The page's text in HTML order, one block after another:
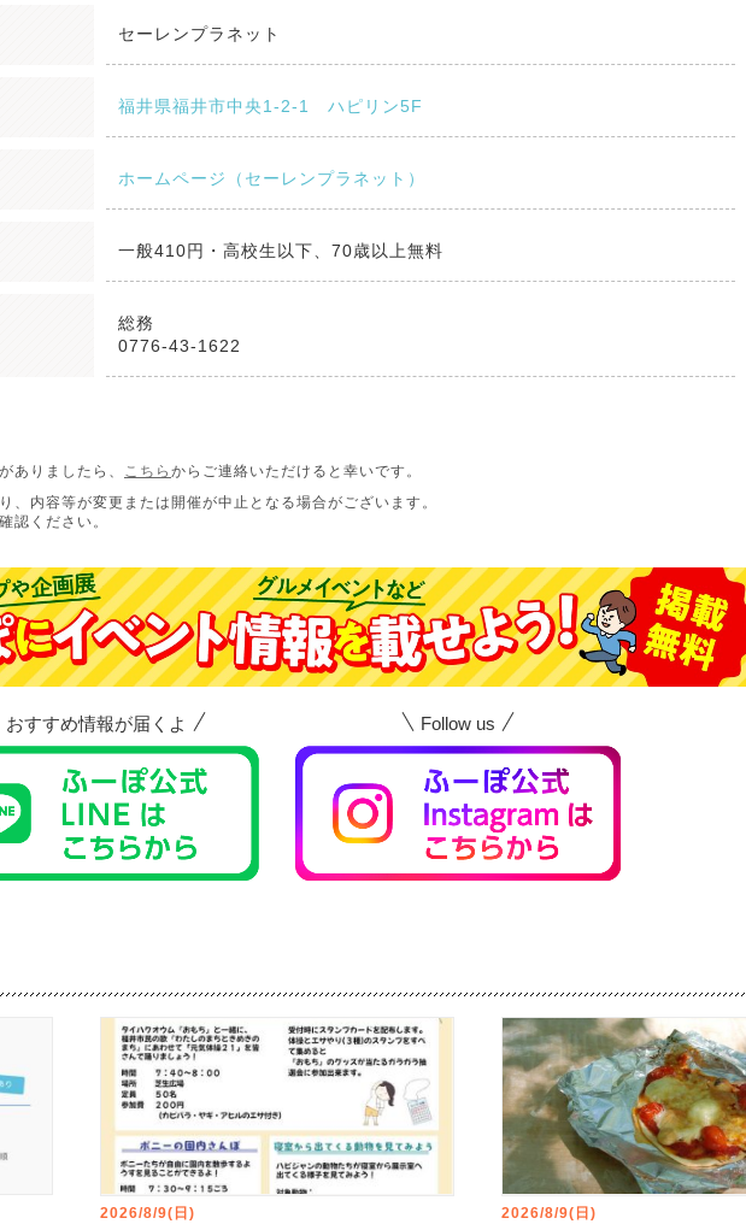
セーレンプラネット
福井県福井市中央1-2-1 ハピリン5F
ホームページ（セーレンプラネット）
一般410円・高校生以下、70歳以上無料
総務
0776-43-1622
ありましたら、 こちら からご連絡いただけると幸いです。
、内容等が変更または開催が中止となる場合がございます。
認ください。
おすすめ情報が届くよ Follow us
2026/8/9(日) 2026/8/9(日)